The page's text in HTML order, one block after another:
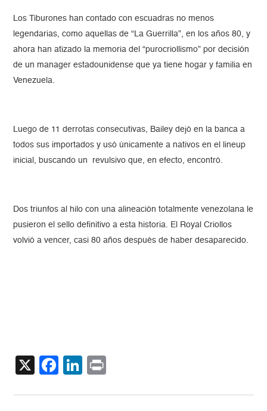
Los Tiburones han contado con escuadras no menos
legendarias, como aquellas de “La Guerrilla”, en los años 80, y
ahora han atizado la memoria del “purocriollismo” por decisión
de un manager estadounidense que ya tiene hogar y familia en
Venezuela.
Luego de 11 derrotas consecutivas, Bailey dejó en la banca a
todos sus importados y usó únicamente a nativos en el lineup
inicial, buscando un revulsivo que, en efecto, encontró.
Dos triunfos al hilo con una alineación totalmente venezolana le
pusieron el sello definitivo a esta historia. El Royal Criollos
volvió a vencer, casi 80 años después de haber desaparecido.
X Facebook
LinkedIn